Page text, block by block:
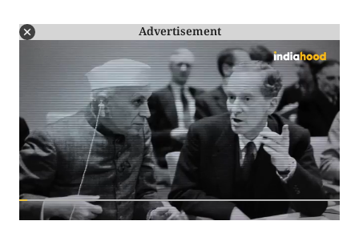
Advertisement